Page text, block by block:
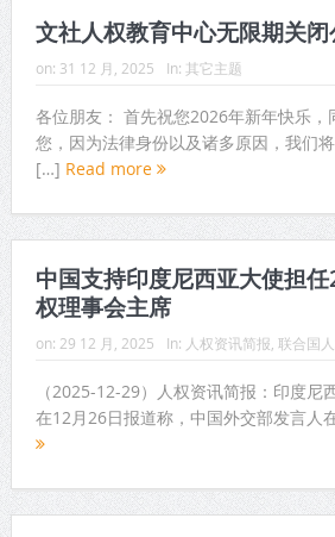
文社人权教育中心无限期关
on: 31 12 月, 2025 In: 其它主题
各位朋友： 首先祝您2026年新年快乐，
您，因为法律身份以及诸多原因，我们
[…] Read more
中国支持印度尼西亚大使担
权理事会主席
on: 29 12 月, 2025 In: 人权资讯简报 联合国
（2025-12-29）人权资讯简报：印度尼
在12月26日报道称，中国外交部发言人